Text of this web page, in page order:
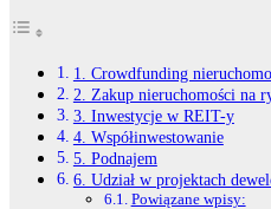
1. Crowdfunding
2. Zakup nieruchomości na
3. Inwestycje w REIT-y
4. Współinwestowanie
5. Podnajem
6. Udział w projektach
Powiązane wpisy: